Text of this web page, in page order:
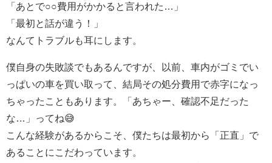
「あとで○○費用がかかると言われた…」
「最初と話が違う！」
なんてトラブルも耳にします。
僕自身の失敗談でもあるんですが、以前、車内がゴミでい
っぱいの車を買い取って、結局その処分費用で赤字になっ
ちゃったこともあります。「あちゃー、確認不足だった
な…」ってね😅
こんな経験があるからこそ、僕たちは最初から「正直」で
あることにこだわっています。